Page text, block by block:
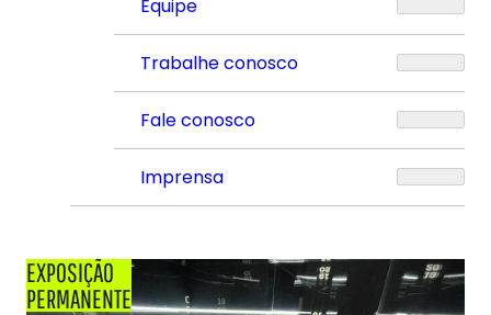
Equipe
Trabalhe conosco
Fale conosco
Imprensa
EXPOSIÇÃO
PERMANENTE